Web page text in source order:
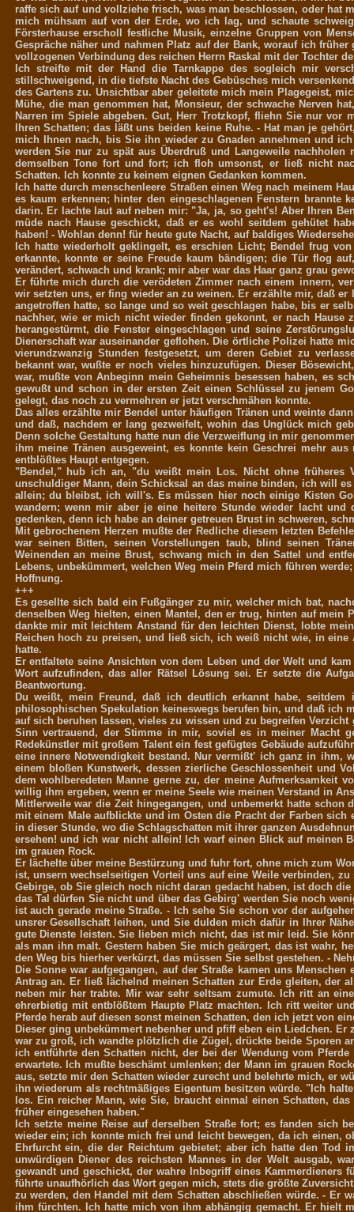
raffe sich auf und vollziehe frisch, was man beschlossen, oder hat
mich mühsam auf von der Erde, wo ich lag, und schaute
Försterhause erscholl festliche Musik, einzelne Gruppen von
Gespräche näher und nahmen Platz auf der Bank, worauf ich
vollzogenen Verbindung des reichen Herrn Raskal mit der Tochter
Ich streifte mit der Hand die Tarnkappe des sogleich mir
stillschweigend, in die tiefste Nacht des Gebüsches mich
des Gartens zu. Unsichtbar aber geleitete mich mein Plagegeist,
Mühe, die man genommen hat, Monsieur, der schwache Nerven
Narren im Spiele abgeben. Gut, Herr Trotzkopf, fliehn Sie nur
Ihren Schatten; das läßt uns beiden keine Ruhe. - Hat man je
mich Ihnen nach, bis Sie ihn wieder zu Gnaden annehmen und
werden Sie nur zu spät aus Überdruß und Langeweile
demselben Tone fort und fort; ich floh umsonst, er ließ nicht
Schatten. Ich konnte zu keinem eignen Gedanken kommen.
Ich hatte durch menschenleere Straßen einen Weg nach meinem
es kaum erkennen; hinter den eingeschlagenen Fenstern
darin. Er lachte laut auf neben mir: "Ja, ja, so geht's! Aber Ihren
müde nach Hause geschickt, daß er es wohl seitdem gehütet
haben! - Wohlan denn! für heute gute Nacht, auf baldiges
Ich hatte wiederholt geklingelt, es erschien Licht; Bendel frug
erkannte, konnte er seine Freude kaum bändigen; die Tür flog
verändert, schwach und krank; mir aber war das Haar ganz grau
Er führte mich durch die verödeten Zimmer nach einem innern,
wir setzten uns, er fing wieder an zu weinen. Er erzählte mir, daß
angetroffen hatte, so lange und so weit geschlagen habe, bis er
nachher, wie er mich nicht wieder finden gekonnt, er nach Hause
herangestürmt, die Fenster eingeschlagen und seine
Dienerschaft war auseinander geflohen. Die örtliche Polizei hatte
vierundzwanzig Stunden festgesetzt, um deren Gebiet zu
bekannt war, wußte er noch vieles hinzuzufügen. Dieser
war, mußte von Anbeginn mein Geheimnis besessen haben, es
gewußt und schon in der ersten Zeit einen Schlüssel zu jenem
gelegt, das noch zu vermehren er jetzt verschmähen konnte.
Das alles erzählte mir Bendel unter häufigen Tränen und weinte
und daß, nachdem er lang gezweifelt, wohin das Unglück mich
Denn solche Gestaltung hatte nun die Verzweiflung in mir
ihm meine Tränen ausgeweint, es konnte kein Geschrei mehr
entblößtes Haupt entgegen.
"Bendel," hub ich an, "du weißt mein Los. Nicht ohne früheres
unschuldiger Mann, dein Schicksal an das meine binden, ich will
allein; du bleibst, ich will's. Es müssen hier noch einige Kisten
wandern; wenn mir aber je eine heitere Stunde wieder lacht
gedenken, denn ich habe an deiner getreuen Brust in schweren,
Mit gebrochenem Herzen mußte der Redliche diesem letzten
war seinen Bitten, seinen Vorstellungen taub, blind seinen
Weinenden an meine Brust, schwang mich in den Sattel und
Lebens, unbekümmert, welchen Weg mein Pferd mich führen
Hoffnung.
+++
Es gesellte sich bald ein Fußgänger zu mir, welcher mich bat,
denselben Weg hielten, einen Mantel, den er trug, hinten auf
dankte mir mit leichtem Anstand für den leichten Dienst, lobte
Reichen hoch zu preisen, und ließ sich, ich weiß nicht wie, in
hatte.
Er entfaltete seine Ansichten von dem Leben und der Welt und
Wort aufzufinden, das aller Rätsel Lösung sei. Er setzte die
Beantwortung.
Du weißt, mein Freund, daß ich deutlich erkannt habe,
philosophischen Spekulation keineswegs berufen bin, und daß ich
auf sich beruhen lassen, vieles zu wissen und zu begreifen
Sinn vertrauend, der Stimme in mir, soviel es in meiner Macht
Redekünstler mit großem Talent ein fest gefügtes Gebäude
eine innere Notwendigkeit bestand. Nur vermißt' ich ganz in
einem bloßen Kunstwerk, dessen zierliche Geschlossenheit und
dem wohlberedeten Manne gerne zu, der meine Aufmerksamkeit
willig ihm ergeben, wenn er meine Seele wie meinen Verstand in
Mittlerweile war die Zeit hingegangen, und unbemerkt hatte
mit einem Male aufblickte und im Osten die Pracht der Farben
in dieser Stunde, wo die Schlagschatten mit ihrer ganzen
ersehen! und ich war nicht allein! Ich warf einen Blick auf meinen
im grauen Rock.
Er lächelte über meine Bestürzung und fuhr fort, ohne mich zum
ist, unsern wechselseitigen Vorteil uns auf eine Weile verbinden,
Gebirge, ob Sie gleich noch nicht daran gedacht haben, ist doch
das Tal dürfen Sie nicht und über das Gebirg' werden Sie noch
ist auch gerade meine Straße. - Ich sehe Sie schon vor der
unsrer Gesellschaft leihen, und Sie dulden mich dafür in Ihrer
gute Dienste leisten. Sie lieben mich nicht, das ist mir leid. Sie
als man ihn malt. Gestern haben Sie mich geärgert, das ist wahr,
den Weg bis hierher verkürzt, das müssen Sie selbst gestehen. -
Die Sonne war aufgegangen, auf der Straße kamen uns
Antrag an. Er ließ lächelnd meinen Schatten zur Erde gleiten, der
neben mir her trabte. Mir war sehr seltsam zumute. Ich ritt an
ehrerbietig mit entblößtem Haupte Platz machten. Ich ritt weiter
Pferde herab auf diesen sonst meinen Schatten, den ich jetzt von
Dieser ging unbekümmert nebenher und pfiff eben ein Liedchen.
war zu groß, ich wandte plötzlich die Zügel, drückte beide Sporen
ich entführte den Schatten nicht, der bei der Wendung vom
erwartete. Ich mußte beschämt umlenken; der Mann im grauen
aus, setzte mir den Schatten wieder zurecht und belehrte mich, er
ihn wiederum als rechtmäßiges Eigentum besitzen würde. "Ich
los. Ein reicher Mann, wie Sie, braucht einmal einen Schatten,
früher eingesehen haben."
Ich setzte meine Reise auf derselben Straße fort; es fanden sich
wieder ein; ich konnte mich frei und leicht bewegen, da ich einen,
Ehrfurcht ein, die der Reichtum gebietet; aber ich hatte den Tod
unwürdigen Diener des reichsten Mannes in der Welt ausgab,
gewandt und geschickt, der wahre Inbegriff eines
führte unaufhörlich das Wort gegen mich, stets die größte
zu werden, den Handel mit dem Schatten abschließen würde. -
ihm fürchten. Ich hatte mich von ihm abhängig gemacht. Er hielt